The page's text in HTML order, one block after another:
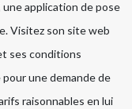
application de pose
Visitez son site web
ses conditions
une demande de
raisonnables en lui